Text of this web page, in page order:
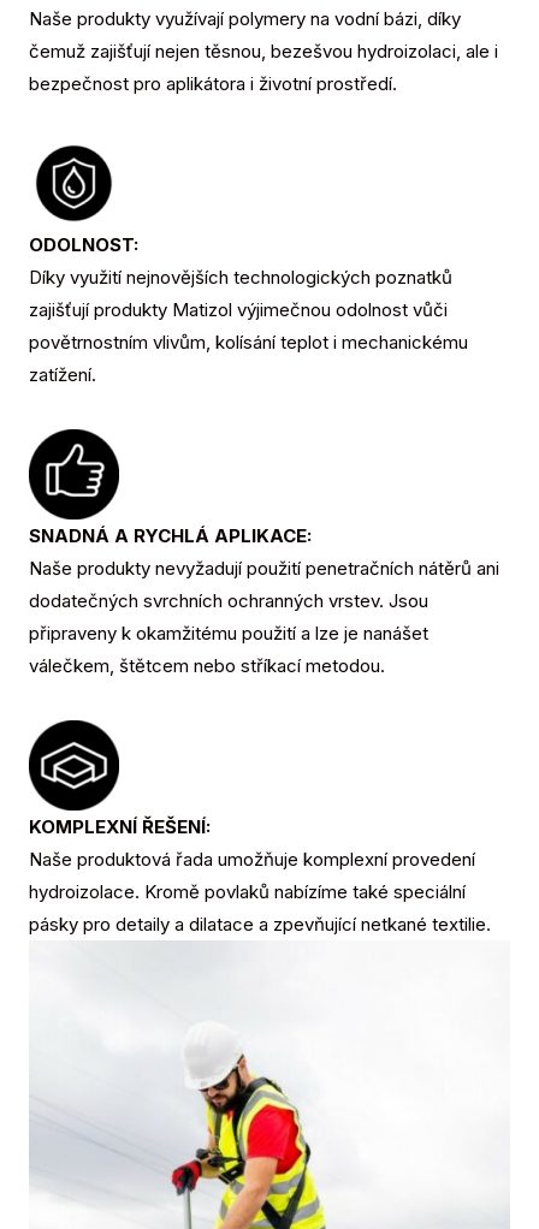
Naše produkty využívají polymery na vodní bázi, díky
čemuž zajišťují nejen těsnou, bezešvou hydroizolaci, ale i
bezpečnost pro aplikátora i životní prostředí.
ODOLNOST:
Díky využití nejnovějších technologických poznatků
zajišťují produkty Matizol výjimečnou odolnost vůči
povětrnostním vlivům, kolísání teplot i mechanickému
zatížení.
SNADNÁ A RYCHLÁ APLIKACE:
Naše produkty nevyžadují použití penetračních nátěrů ani
dodatečných svrchních ochranných vrstev. Jsou
připraveny k okamžitému použití a lze je nanášet
válečkem, štětcem nebo stříkací metodou.
KOMPLEXNÍ ŘEŠENÍ:
Naše produktová řada umožňuje komplexní provedení
hydroizolace. Kromě povlaků nabízíme také speciální
pásky pro detaily a dilatace a zpevňující netkané textilie.